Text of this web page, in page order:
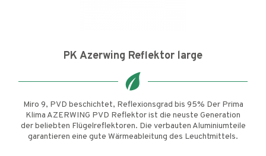
PK Azerwing Reflektor large
Miro 9, PVD beschichtet, Reflexionsgrad bis 95% Der Prima
Klima AZERWING PVD Reflektor ist die neuste Generation
der beliebten Flügelreflektoren. Die verbauten Aluminiumteile
garantieren eine gute Wärmeableitung des Leuchtmittels.